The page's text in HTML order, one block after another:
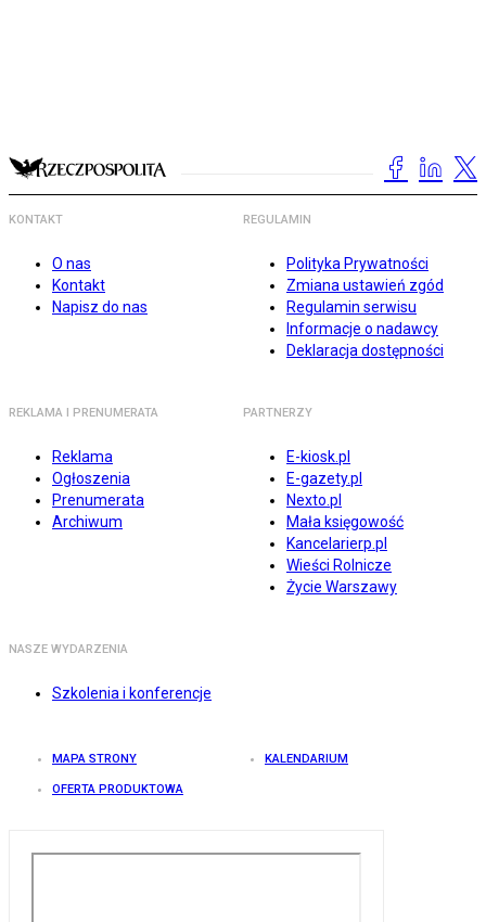
KONTAKT
O nas
Kontakt
Napisz do nas
REGULAMIN
Polityka Prywatności
Zmiana ustawień zgód
Regulamin serwisu
Informacje o nadawcy
Deklaracja dostępności
REKLAMA I PRENUMERATA
Reklama
Ogłoszenia
Prenumerata
Archiwum
PARTNERZY
E-kiosk.pl
E-gazety.pl
Nexto.pl
Mała księgowość
Kancelarierp.pl
Wieści Rolnicze
Życie Warszawy
NASZE WYDARZENIA
Szkolenia i konferencje
MAPA STRONY KALENDARIUM
OFERTA PRODUKTOWA